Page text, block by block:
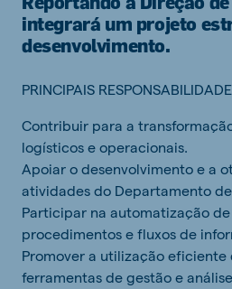
integrará um projeto
desenvolvimento.
PRINCIPAIS
Contribuir para a
logísticos e operacionais.
Apoiar o desenvolvimento e a
atividades do Departamento
Participar na automatização de
procedimentos e fluxos de
Promover a utilização eficiente
ferramentas de gestão e